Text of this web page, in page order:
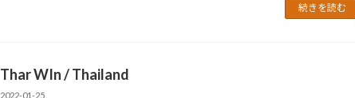
続きを読む
Thar WIn / Thailand
2022-01-25